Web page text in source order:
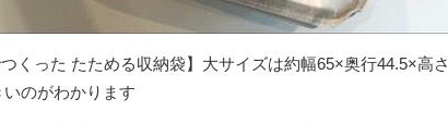
くった たためる収納袋】大サイズは約幅65×奥行44.5×高さ
のがわかります